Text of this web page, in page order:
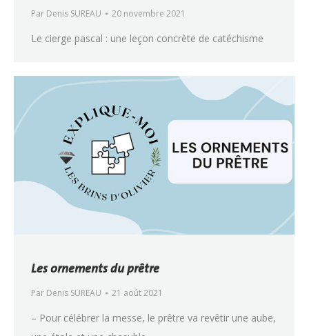
Par Denis SUREAU 20 novembre 2021
Le cierge pascal : une leçon concrète de catéchisme
Les ornements du prêtre
Par Denis SUREAU 21 août 2021
– Pour célébrer la messe, le prêtre va revêtir une aube,